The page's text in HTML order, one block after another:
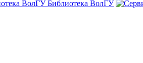
Библиотека ВолГУ